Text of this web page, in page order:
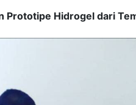
Prototipe Hidrogel dari